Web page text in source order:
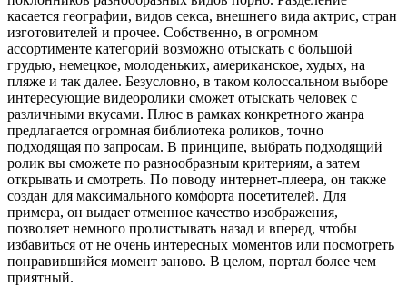
касается географии, видов секса, внешнего вида актрис, стран
изготовителей и прочее. Собственно, в огромном
ассортименте категорий возможно отыскать с большой
грудью, немецкое, молоденьких, американское, худых, на
пляже и так далее. Безусловно, в таком колоссальном выборе
интересующие видеоролики сможет отыскать человек с
различными вкусами. Плюс в рамках конкретного жанра
предлагается огромная библиотека роликов, точно
подходящая по запросам. В принципе, выбрать подходящий
ролик вы сможете по разнообразным критериям, а затем
открывать и смотреть. По поводу интернет-плеера, он также
создан для максимального комфорта посетителей. Для
примера, он выдает отменное качество изображения,
позволяет немного пролистывать назад и вперед, чтобы
избавиться от не очень интересных моментов или посмотреть
понравившийся момент заново. В целом, портал более чем
приятный.